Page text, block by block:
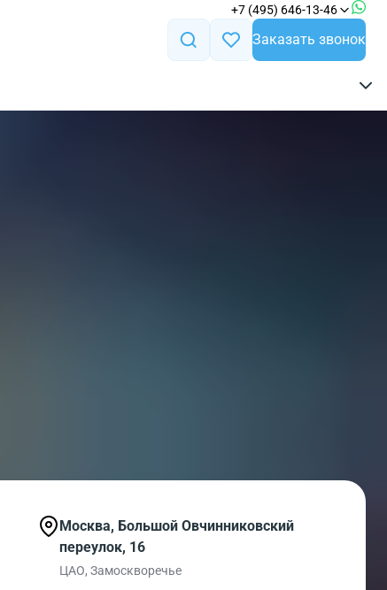
+7 (495) 646-13-46
Заказать звонок
Москва, Большой Овчинниковский
переулок, 16
ЦАО, Замоскворечье